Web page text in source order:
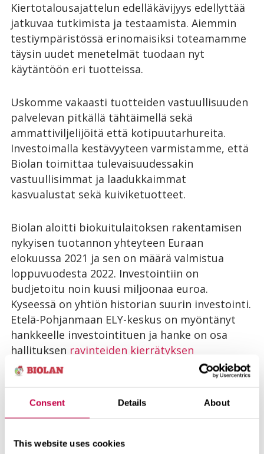
Consent Details About
This website uses cookies
Kiertotalousajattelun edelläkävijyys edellyttää
jatkuvaa tutkimista ja testaamista. Aiemmin
testiympäristössä erinomaisiksi toteamamme
täysin uudet menetelmät tuodaan nyt
käytäntöön eri tuotteissa.
Uskomme vakaasti tuotteiden vastuullisuuden
palvelevan pitkällä tähtäimellä sekä
ammattiviljelijöitä että kotipuutarhureita.
Investoimalla kestävyyteen varmistamme, että
Biolan toimittaa tulevaisuudessakin
vastuullisimmat ja laadukkaimmat
kasvualustat sekä kuiviketuotteet.
Biolan aloitti biokuitulaitoksen rakentamisen
nykyisen tuotannon yhteyteen Euraan
elokuussa 2021 ja sen on määrä valmistua
loppuvuodesta 2022. Investointiin on
budjetoitu noin kuusi miljoonaa euroa.
Kyseessä on yhtiön historian suurin investointi.
Etelä-Pohjanmaan ELY-keskus on myöntänyt
hankkeelle investointituen ja hanke on osa
hallituksen ravinteiden kierrätyksen
kokeiluohjelmaa
Vastuullisuus Biolanilla